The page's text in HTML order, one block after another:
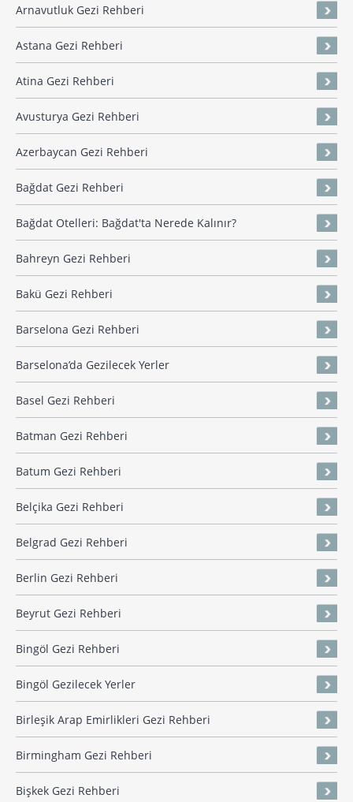
Arnavutluk Gezi Rehberi
Astana Gezi Rehberi
Atina Gezi Rehberi
Avusturya Gezi Rehberi
Azerbaycan Gezi Rehberi
Bağdat Gezi Rehberi
Bağdat Otelleri: Bağdat'ta Nerede Kalınır?
Bahreyn Gezi Rehberi
Bakü Gezi Rehberi
Barselona Gezi Rehberi
Barselona’da Gezilecek Yerler
Basel Gezi Rehberi
Batman Gezi Rehberi
Batum Gezi Rehberi
Belçika Gezi Rehberi
Belgrad Gezi Rehberi
Berlin Gezi Rehberi
Beyrut Gezi Rehberi
Bingöl Gezi Rehberi
Bingöl Gezilecek Yerler
Birleşik Arap Emirlikleri Gezi Rehberi
Birmingham Gezi Rehberi
Bişkek Gezi Rehberi